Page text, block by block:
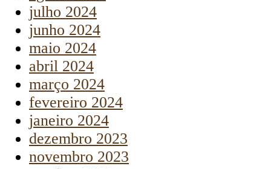
julho 2024
junho 2024
maio 2024
abril 2024
março 2024
fevereiro 2024
janeiro 2024
dezembro 2023
novembro 2023